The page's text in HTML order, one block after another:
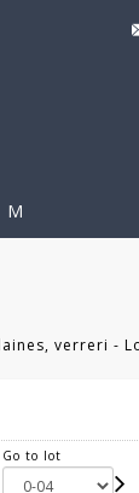
M
verreri -
Go to lot